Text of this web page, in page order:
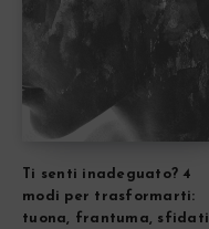
Ti senti inadeguato? 4
modi per trasformarti:
tuona, frantuma, sfidati